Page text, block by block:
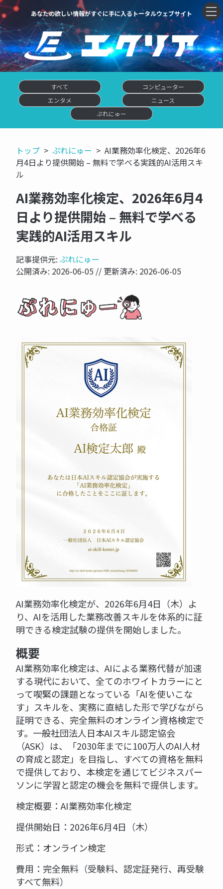
あなたの欲しい情報がすぐに手に入るトータルウェブサイト
すべて
コンピューター
エンタメ
ニュース
ぷれにゅー
トップ ぷれにゅー
AI業務効率化検定、2026年6
月4日より提供開始 – 無料で学べる実践的AI活用スキ
ル
AI業務効率化検定、2026年6月4
日より提供開始 – 無料で学べる
実践的AI活用スキル
記事提供元: ぷれにゅー
公開済み: 2026-06-05 // 更新済み: 2026-06-05
AI業務効率化検定が、2026年6月4日（木）よ
り、AIを活用した業務改善スキルを体系的に証
明できる検定試験の提供を開始しました。
概要
AI業務効率化検定は、AIによる業務代替が加速
する現代において、全てのホワイトカラーにと
って喫緊の課題となっている「AIを使いこな
す」スキルを、実務に直結した形で学びながら
証明できる、完全無料のオンライン資格検定で
す。一般社団法人日本AIスキル認定協会
（ASK）は、「2030年までに100万人のAI人材
の育成と認定」を目指し、すべての資格を無料
で提供しており、本検定を通じてビジネスパー
ソンに学習と認定の機会を無料で提供します。
検定概要：AI業務効率化検定
提供開始日：2026年6月4日（木）
形式：オンライン検定
費用：完全無料（受験料、認定証発行、再受験
すべて無料）